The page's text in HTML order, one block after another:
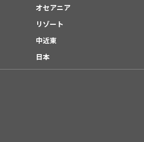
オセアニア
リゾート
中近東
日本